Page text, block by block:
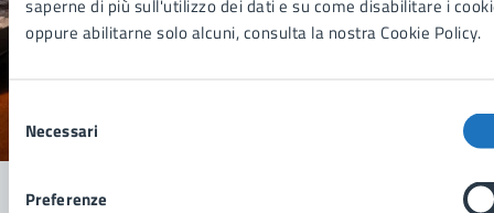
saperne di più sull'utilizzo dei dati e su come disabilitare i
oppure abilitarne solo alcuni, consulta la nostra Cookie Policy.
del
consenso
Necessari
Preferenze
pagina?
Valuta 2 stelle su 5
Valuta 1 stelle su 5